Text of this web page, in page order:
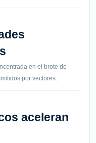
en el brote de
por vectores.
aceleran